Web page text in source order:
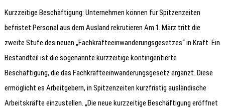
Kurzzeitige Beschäftigung: Unternehmen können für Spitzenzeiten
befristet Personal aus dem Ausland rekrutieren Am 1. März tritt die
zweite Stufe des neuen „Fachkräfteeinwanderungsgesetzes“ in Kraft. Ein
Bestandteil ist die sogenannte kurzzeitige kontingentierte
Beschäftigung, die das Fachkräfteeinwanderungsgesetz ergänzt. Diese
ermöglicht es Arbeitgebern, in Spitzenzeiten kurzfristig ausländische
Arbeitskräfte einzustellen. „Die neue kurzzeitige Beschäftigung eröffnet